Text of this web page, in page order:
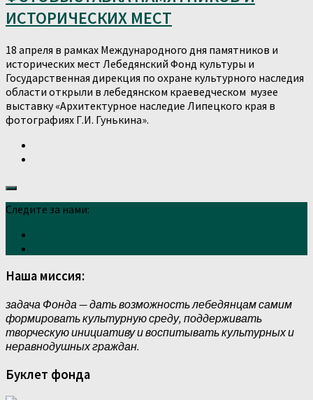
ИСТОРИЧЕСКИХ МЕСТ
18 апреля в рамках Международного дня памятников и
исторических мест Лебедянский Фонд культуры и
Государственная дирекция по охране культурного наследия
области открыли в лебедянском краеведческом музее
выставку «Архитектурное наследие Липецкого края в
фотографиях Г.И. Гунькина».
Следите за нами:
Наша миссия:
задача Фонда — дать возможность лебедянцам самим
формировать культурную среду, поддерживать
творческую инициативу и воспитывать культурных и
неравнодушных граждан.
Буклет фонда